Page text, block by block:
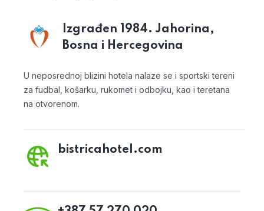
Izgrađen 1984. Jahorina,
Bosna i Hercegovina
U neposrednoj blizini hotela nalaze se i sportski tereni
za fudbal, košarku, rukomet i odbojku, kao i teretana
na otvorenom.
bistricahotel.com